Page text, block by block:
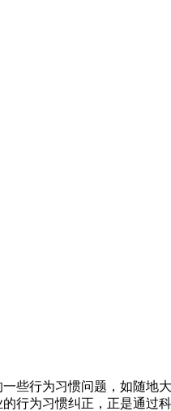
些行为习惯问题，如随地
行为习惯纠正，正是通过